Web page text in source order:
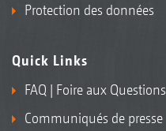
Protection des données
Quick Links
FAQ | Foire aux Questions
Communiqués de presse